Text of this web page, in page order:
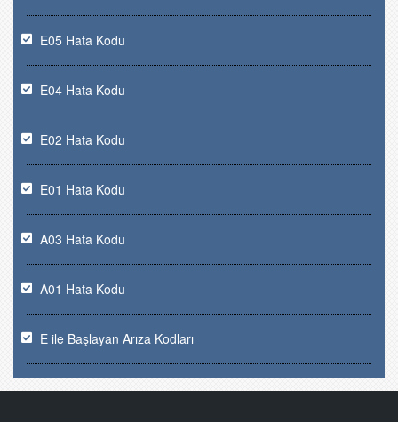
E05 Hata Kodu
E04 Hata Kodu
E02 Hata Kodu
E01 Hata Kodu
A03 Hata Kodu
A01 Hata Kodu
E ile Başlayan Arıza Kodları